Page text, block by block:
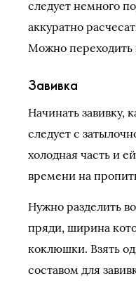
следует немного
аккуратно
Можно переходить
Завивка
Начинать завивку,
следует с
холодная часть и
времени на
Нужно разделить
пряди, ширина
коклюшки. Взять
составом для